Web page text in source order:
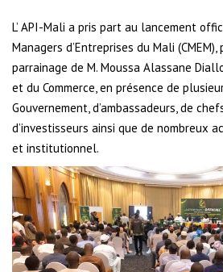
L’ API-Mali a pris part au lancement
Managers d’Entreprises du Mali
parrainage de M. Moussa Alassane
et du Commerce, en présence de
Gouvernement, d’ambassadeurs, de
d’investisseurs ainsi que de nombreux
et institutionnel.